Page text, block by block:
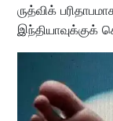
ருத்விக்
இந்தியாவுக்குக்